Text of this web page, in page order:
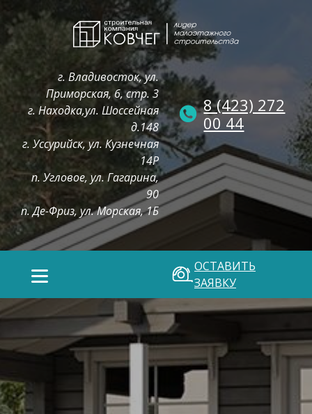
г. Владивосток, ул.
Приморская, 6, стр. 3
г. Находка,ул. Шоссейная
д.148
г. Уссурийск, ул. Кузнечная
14Р
п. Угловое, ул. Гагарина,
90
п. Де-Фриз, ул. Морская, 1Б
8 (423) 272
00 44
ОСТАВИТЬ
ЗАЯВКУ